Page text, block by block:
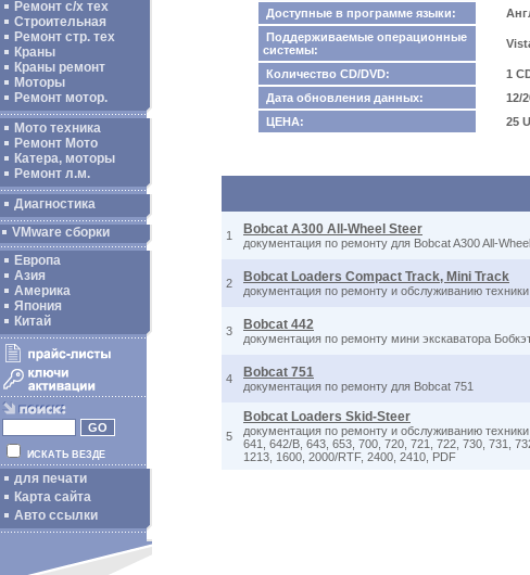
Ремонт с/х тех
Строительная
Ремонт стр. тех
Краны
Краны ремонт
Моторы
Ремонт мотор.
Мото техника
Ремонт Мото
Катера, моторы
Ремонт л.м.
Диагностика
VMware сборки
Европа
Азия
Америка
Япония
Китай
ИСКАТЬ ВЕЗДЕ
для печати
Карта сайта
Авто ссылки
Доступные в программе языки:
Поддерживаемые операционные
системы:
Количество CD/DVD:
1
Дата обновления данных:
12/
ЦЕНА:
25
1 Bobcat A300 All-Wheel Steer
документация по ремонту для Bobcat A300 All-
2 Bobcat Loaders Compact Track, Mini Track
документация по ремонту и обслуживанию
3 Bobcat 442
документация по ремонту мини экскаватора
4 Bobcat 751
документация по ремонту для Bobcat 751
5
Bobcat Loaders Skid-Steer
документация по ремонту и обслуживанию
641, 642/B, 643, 653, 700, 720, 721, 722, 730, 731,
1213, 1600, 2000/RTF, 2400, 2410, PDF